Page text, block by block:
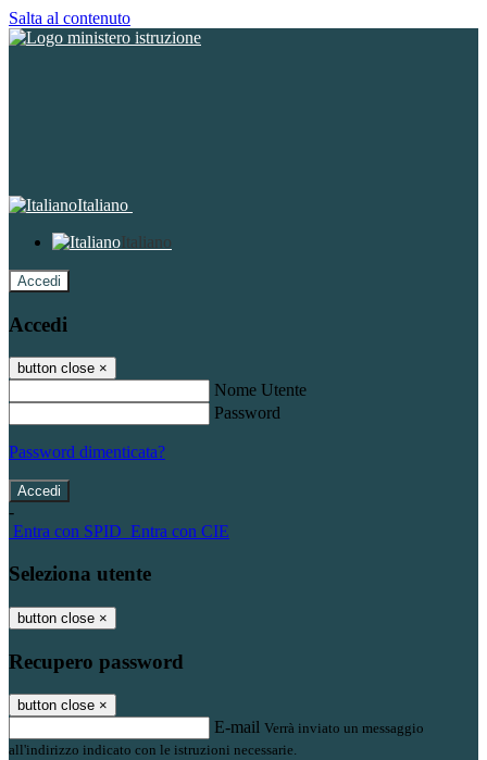
Salta al contenuto
Italiano
Italiano
Accedi
Accedi
button close ×
Nome Utente
Password
Password dimenticata?
-
Entra con SPID Entra con CIE
Seleziona utente
button close ×
Recupero password
button close ×
E-mail Verrà inviato un messaggio
all'indirizzo indicato con le istruzioni necessarie.